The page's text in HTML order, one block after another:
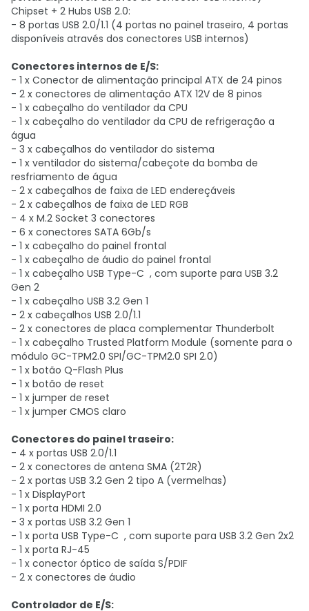
Chipset + 2 Hubs USB 2.0:
- 8 portas USB 2.0/1.1 (4 portas no painel traseiro, 4 portas
disponíveis através dos conectores USB internos)
Conectores internos de E/S:
- 1 x Conector de alimentação principal ATX de 24 pinos
- 2 x conectores de alimentação ATX 12V de 8 pinos
- 1 x cabeçalho do ventilador da CPU
- 1 x cabeçalho do ventilador da CPU de refrigeração a
água
- 3 x cabeçalhos do ventilador do sistema
- 1 x ventilador do sistema/cabeçote da bomba de
resfriamento de água
- 2 x cabeçalhos de faixa de LED endereçáveis
- 2 x cabeçalhos de faixa de LED RGB
- 4 x M.2 Socket 3 conectores
- 6 x conectores SATA 6Gb/s
- 1 x cabeçalho do painel frontal
- 1 x cabeçalho de áudio do painel frontal
- 1 x cabeçalho USB Type-C , com suporte para USB 3.2
Gen 2
- 1 x cabeçalho USB 3.2 Gen 1
- 2 x cabeçalhos USB 2.0/1.1
- 2 x conectores de placa complementar Thunderbolt
- 1 x cabeçalho Trusted Platform Module (somente para o
módulo GC-TPM2.0 SPI/GC-TPM2.0 SPI 2.0)
- 1 x botão Q-Flash Plus
- 1 x botão de reset
- 1 x jumper de reset
- 1 x jumper CMOS claro
Conectores do painel traseiro:
- 4 x portas USB 2.0/1.1
- 2 x conectores de antena SMA (2T2R)
- 2 x portas USB 3.2 Gen 2 tipo A (vermelhas)
- 1 x DisplayPort
- 1 x porta HDMI 2.0
- 3 x portas USB 3.2 Gen 1
- 1 x porta USB Type-C , com suporte para USB 3.2 Gen 2x2
- 1 x porta RJ-45
- 1 x conector óptico de saída S/PDIF
- 2 x conectores de áudio
Controlador de E/S: